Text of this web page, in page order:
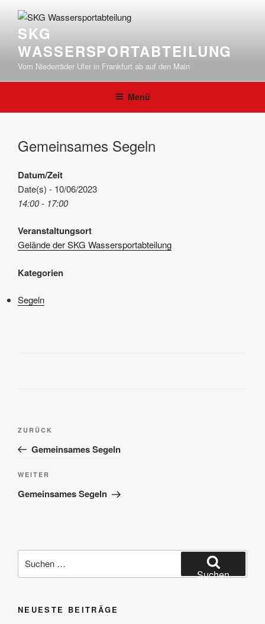
Inhalt
springenSKG
WASSERSPORTABTEILUNG
Vom Niederräder Ufer in Frankfurt ab auf den Main
Menü
Gemeinsames Segeln
Datum/Zeit
Date(s) - 10/06/2023
14:00 - 17:00
Veranstaltungsort
Gelände der SKG Wassersportabteilung
Kategorien
Segeln
Beitragsnavigation
Vorheriger
Beitrag
ZURÜCK
Gemeinsames Segeln
Nächster
Beitrag
WEITER
Gemeinsames Segeln
nach:
Suchen
NEUESTE BEITRÄGE